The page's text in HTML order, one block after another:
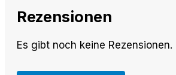
Rezensionen
Es gibt noch keine Rezensionen.